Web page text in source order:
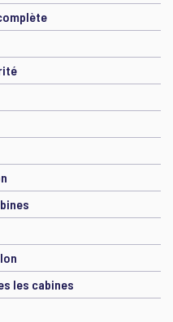
les cabines